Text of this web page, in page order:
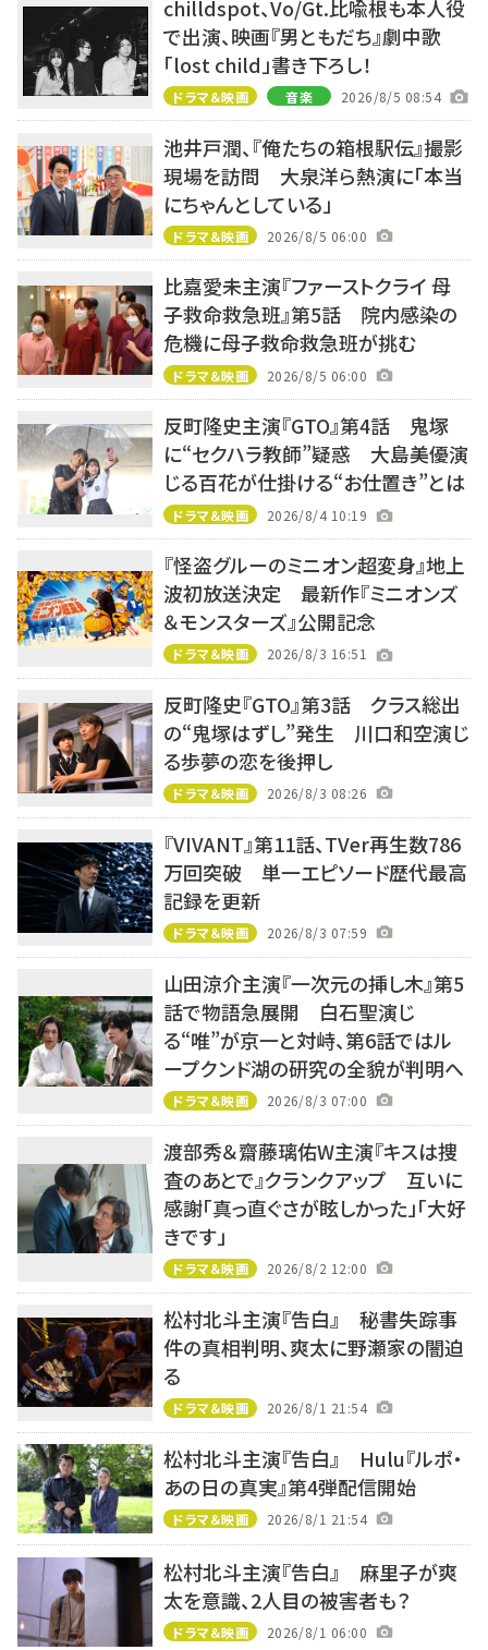
chilldspot、Vo/Gt.比喩根も本人役
で出演、映画『男ともだち』劇中歌
「lost child」書き下ろし！
ドラマ＆映画 音楽 2026/8/5 08:54
池井戸潤、『俺たちの箱根駅伝』撮影
現場を訪問 大泉洋ら熱演に「本当
にちゃんとしている」
ドラマ＆映画 2026/8/5 06:00
比嘉愛未主演『ファーストクライ 母
子救命救急班』第5話 院内感染の
危機に母子救命救急班が挑む
ドラマ＆映画 2026/8/5 06:00
反町隆史主演『GTO』第4話 鬼塚
に“セクハラ教師”疑惑 大島美優演
じる百花が仕掛ける“お仕置き”とは
ドラマ＆映画 2026/8/4 10:19
『怪盗グルーのミニオン超変身』地上
波初放送決定 最新作『ミニオンズ
＆モンスターズ』公開記念
ドラマ＆映画 2026/8/3 16:51
反町隆史『GTO』第3話 クラス総出
の“鬼塚はずし”発生 川口和空演じ
る歩夢の恋を後押し
ドラマ＆映画 2026/8/3 08:26
『VIVANT』第11話、TVer再生数786
万回突破 単一エピソード歴代最高
記録を更新
ドラマ＆映画 2026/8/3 07:59
山田涼介主演『一次元の挿し木』第5
話で物語急展開 白石聖演じ
る“唯”が京一と対峙、第6話ではル
ープクンド湖の研究の全貌が判明へ
ドラマ＆映画 2026/8/3 07:00
渡部秀＆齋藤璃佑W主演『キスは捜
査のあとで』クランクアップ 互いに
感謝「真っ直ぐさが眩しかった」「大好
きです」
ドラマ＆映画 2026/8/2 12:00
松村北斗主演『告白』 秘書失踪事
件の真相判明、爽太に野瀬家の闇迫
る
ドラマ＆映画 2026/8/1 21:54
松村北斗主演『告白』 Hulu『ルポ・
あの日の真実』第4弾配信開始
ドラマ＆映画 2026/8/1 21:54
松村北斗主演『告白』 麻里子が爽
太を意識、2人目の被害者も？
ドラマ＆映画 2026/8/1 06:00